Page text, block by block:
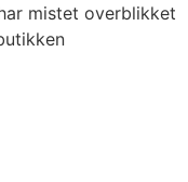
mistet overblikket